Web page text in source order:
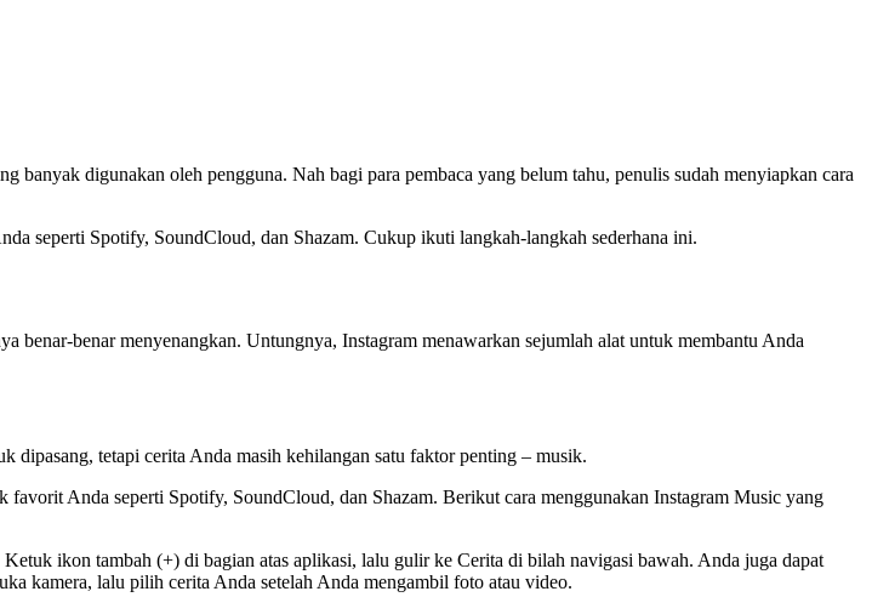
banyak digunakan oleh pengguna. Nah bagi para pembaca yang belum tahu, penulis sudah menyiapkan cara
seperti Spotify, SoundCloud, dan Shazam. Cukup ikuti langkah-langkah sederhana ini.
benar menyenangkan. Untungnya, Instagram menawarkan sejumlah alat untuk membantu Anda
tetapi cerita Anda masih kehilangan satu faktor penting – musik.
Anda seperti Spotify, SoundCloud, dan Shazam. Berikut cara menggunakan Instagram Music yang
ikon tambah (+) di bagian atas aplikasi, lalu gulir ke Cerita di bilah navigasi bawah. Anda juga dapat
kamera, lalu pilih cerita Anda setelah Anda mengambil foto atau video.